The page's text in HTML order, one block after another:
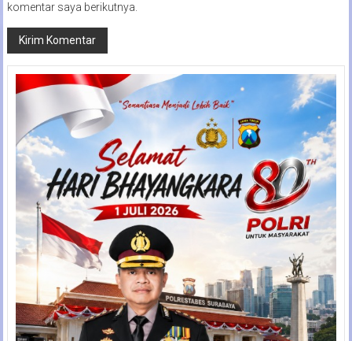
komentar saya berikutnya.